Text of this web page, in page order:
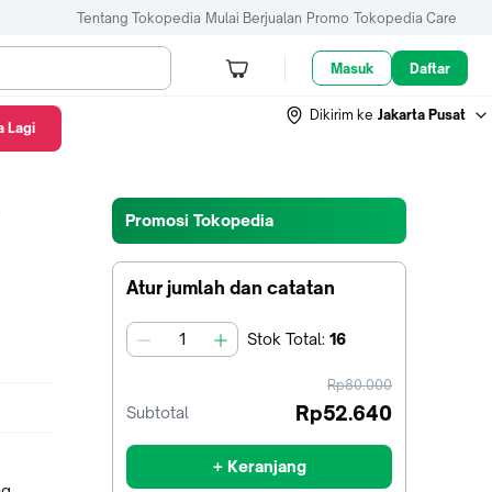
Tentang Tokopedia Mulai Berjualan Promo Tokopedia Care
Masuk Daftar
Dikirim ke Jakarta Pusat
Promosi Tokopedia
Atur jumlah dan catatan
jumlah Stok Total: 16
harga
sebelum
Rp80.000
Subtotal Rp52.640
+ Keranjang
Lagi